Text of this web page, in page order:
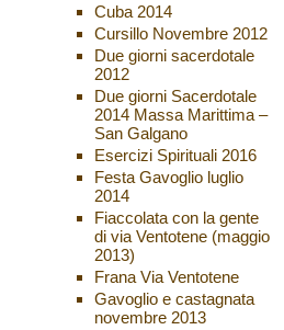
Cuba 2014
Cursillo Novembre 2012
Due giorni sacerdotale
2012
Due giorni Sacerdotale
2014 Massa Marittima –
San Galgano
Esercizi Spirituali 2016
Festa Gavoglio luglio
2014
Fiaccolata con la gente
di via Ventotene (maggio
2013)
Frana Via Ventotene
Gavoglio e castagnata
novembre 2013